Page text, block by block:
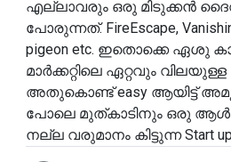
എല്ലാവരും ഒരു മിടുക്കൻ
പോരുന്നത്. FireEscape,
pigeon etc. ഇതൊക്കെ ഏശു
മാർക്കറ്റിലെ ഏറ്റവും
അതുകൊണ്ട് easy ആയിട്ട്
പോലെ മുത്കാടിനും ഒരു ആൾ
നല്ല വരുമാനം കിട്ടുന്ന Start